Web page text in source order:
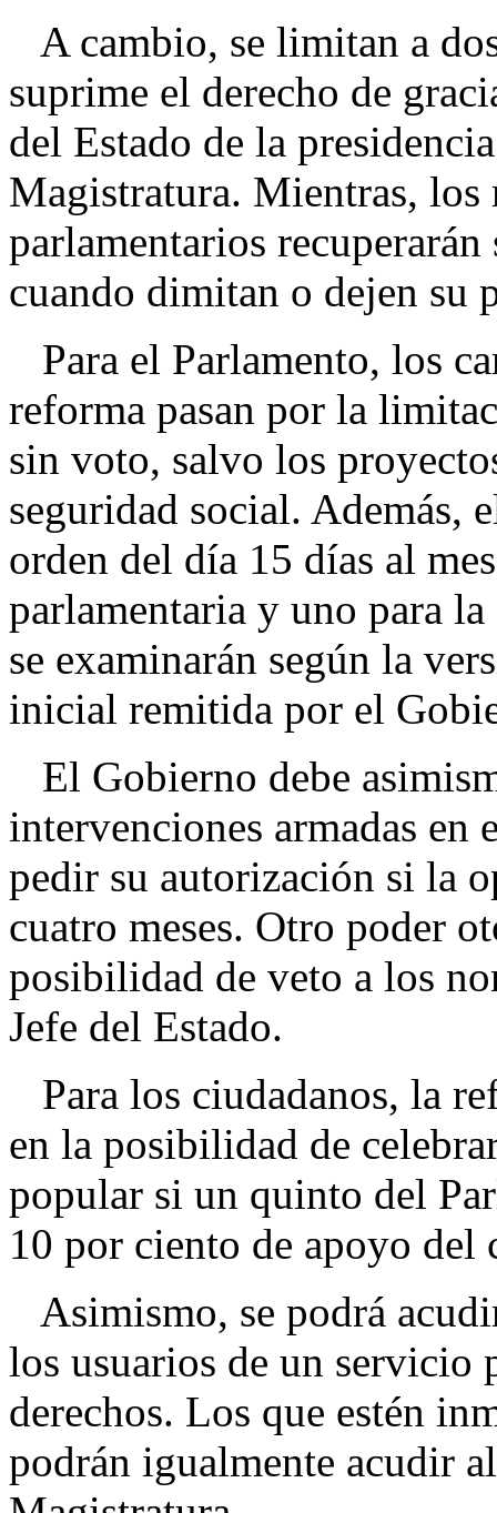
A cambio, se limitan a
suprime el derecho de
del Estado de la
Magistratura. Mientras, los
parlamentarios
cuando dimitan o dejen su
Para el Parlamento, los
reforma pasan por la
sin voto, salvo los
seguridad social. Además,
orden del día 15 días al
parlamentaria y uno para
se examinarán según la
inicial remitida por el
El Gobierno debe
intervenciones armadas en
pedir su autorización si la
cuatro meses. Otro poder
posibilidad de veto a los
Jefe del Estado.
Para los ciudadanos, la
en la posibilidad de
popular si un quinto del
10 por ciento de apoyo del
Asimismo, se podrá
los usuarios de un servicio
derechos. Los que estén
podrán igualmente acudir